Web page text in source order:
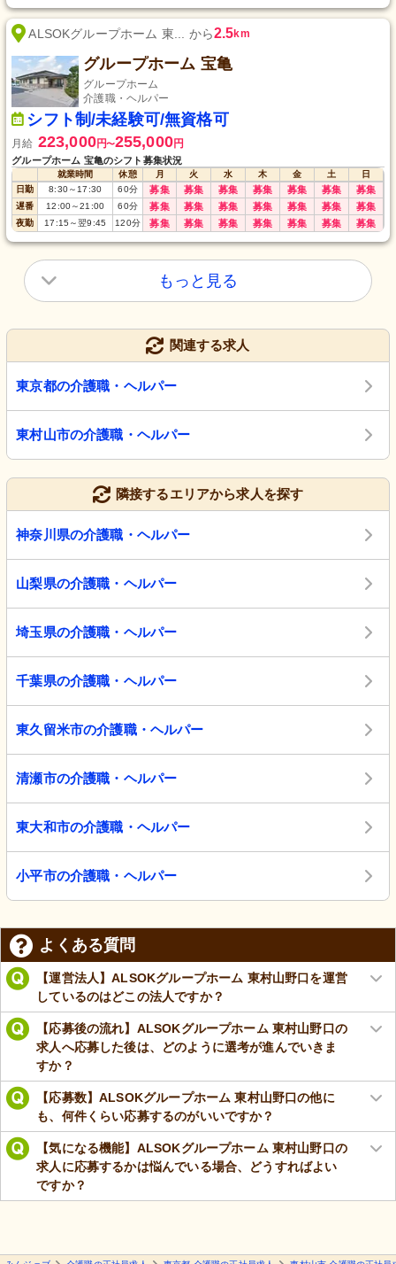
ALSOKグループホーム 東... から2.5km
グループホーム 宝亀
グループホーム
介護職・ヘルパー
シフト制/未経験可/無資格可
月給 223,000円〜255,000円
グループホーム 宝亀のシフト募集状況
就業時間 休憩 月 火 水 木 金 土
日
日勤
8:30～17:30 60分 募集 募集 募集 募集 募集 募集 募集
遅番 12:00～21:00 60分 募集 募集 募集 募集 募集 募集 募集
夜勤 17:15 ～翌9:45 120分 募集 募集 募集 募集 募集 募集 募集
もっと見る
関連する求人
東京都の介護職・ヘルパー
東村山市の介護職・ヘルパー
隣接するエリアから求人を探す
神奈川県の介護職・ヘルパー
山梨県の介護職・ヘルパー
埼玉県の介護職・ヘルパー
千葉県の介護職・ヘルパー
東久留米市の介護職・ヘルパー
清瀬市の介護職・ヘルパー
東大和市の介護職・ヘルパー
小平市の介護職・ヘルパー
よくある質問
【運営法人】ALSOKグループホーム 東村山野口を運営
しているのはどこの法人ですか？
【応募後の流れ】ALSOKグループホーム 東村山野口の
求人へ応募した後は、どのように選考が進んでいきま
すか？
【応募数】ALSOKグループホーム 東村山野口の他に
も、何件くらい応募するのがいいですか？
【気になる機能】ALSOKグループホーム 東村山野口の
求人に応募するかは悩んでいる場合、どうすればよい
ですか？